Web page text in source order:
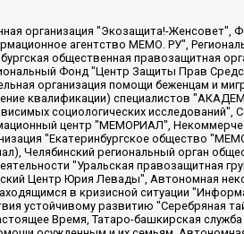
развитию массовых коммуникаций и правовому просвещению "Так-так-Так", Фонд содействия устойчивому развитию "Серебряная тайга", Свердловский региональный общественный фонд социальных проектов "Новое время", "Idel.Реалии", Кавказ.Реалии, Крым.Реалии, Телеканал Настоящее Время, Татаро-башкирская служба Радио Свобода (Azatliq Radiosi), Радио Свободная Европа/Радио Свобода (PCE/PC), "Сибирь.Реалии", "Фактограф", Благотворительный фонд помощи осужденным и их семьям, Автономная некоммерческая организация "Институт глобализации и социальных движений", Фонд "В защиту прав заключенных", Частное учреждение "Центр поддержки и содействия развитию средств массовой информации", Пензенский региональный общественный благотворительный фонд "Гражданский союз", "Север.Реалии", Некоммерческая организация Фонд "Правовая инициатива", Общество с ограниченной ответственностью "Радио Свободная Европа/Радио Свобода", Чешское информационное агентство "MEDIUM-ORIENT", Красноярская региональная общественная организация "Мы против СПИДа", Камалягин Денис Николаевич, Маркелов Сергей Евгеньевич, Пономарев Лев Александрович, Савицкая Людмила Алексеевна, Автономная некоммерческая организация "Центр по работе с проблемой насилия "НАСИЛИЮ.НЕТ", Межрегиональный профессиональный союз работников здравоохранения "Альянс врачей", Юридическое лицо, зарегистрированное в Латвийской Республике, SIA "Medusa Project" (регистрационный номер 40103797863, дата регистрации 10.06.2014), Некоммерческая организация "Фонд по борьбе с коррупцией", Автономная некоммерческая организация "Институт права и публичной политики", Баданин Роман Сергеевич, Гликин Максим Александрович, Железнова Мария Михайловна, Лукьянова Юлия Сергеевна, Маетная Елизавета Витальевна, Маняхин Петр Борисович, Чуракова Ольга Владимировна, Ярош Юлия Петровна, Юридическое лицо "The Insider SIA", зарегистрированное в Риге, Латвийская Республика (дата регистрации 26.06.2015), являющееся администратором доменного имени интернет-издания "The Insider SIA", https://theins.ru, Постернак Алексей Евгеньевич, Рубин Михаил Аркадьевич, Анин